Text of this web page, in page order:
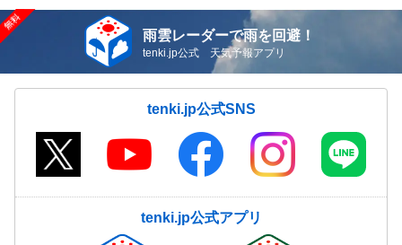
雨雲レーダーで雨を回避！
tenki.jp公式 天気予報アプリ
tenki.jp公式SNS
tenki.jp公式アプリ